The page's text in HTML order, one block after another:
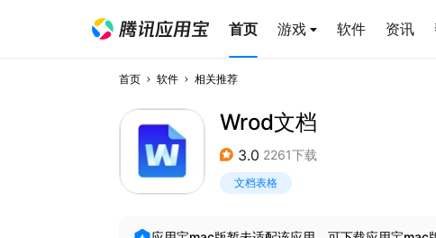
首页 游戏 软件 资讯
首页 软件 相关推荐
Wrod文档
3.0 2261下载
文档表格